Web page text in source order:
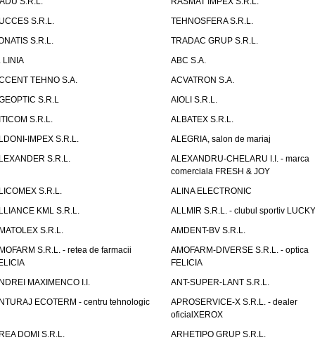
S.R.L.
TEHNOSFERA S.R.L.
S.R.L.
TRADAC GRUP S.R.L.
LINIA
ABC S.A.
TEHNO S.A.
ACVATRON S.A.
S.R.L
AIOLI S.R.L.
S.R.L.
ALBATEX S.R.L.
IMPEX S.R.L.
ALEGRIA, salon de mariaj
S.R.L.
ALEXANDRU-CHELARU I.I. - marca
comerciala FRESH & JOY
S.R.L.
ALINA ELECTRONIC
KML S.R.L.
ALLMIR S.R.L. - clubul sportiv
S.R.L.
AMDENT-BV S.R.L.
S.R.L. - retea de farmacii
AMOFARM-DIVERSE S.R.L. - optica
FELICIA
MAXIMENCO I.I.
ANT-SUPER-LANT S.R.L.
ECOTERM - centru tehnologic
APROSERVICE-X S.R.L. - dealer
oficialXEROX
DOMI S.R.L.
ARHETIPO GRUP S.R.L.